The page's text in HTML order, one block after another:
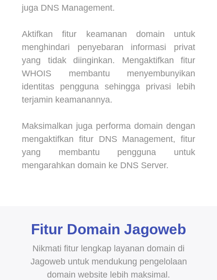
juga DNS Management.
Aktifkan fitur keamanan domain untuk
menghindari penyebaran informasi privat
yang tidak diinginkan. Mengaktifkan fitur
WHOIS membantu menyembunyikan
identitas pengguna sehingga privasi lebih
terjamin keamanannya.
Maksimalkan juga performa domain dengan
mengaktifkan fitur DNS Management, fitur
yang membantu pengguna untuk
mengarahkan domain ke DNS Server.
Fitur Domain Jagoweb
Nikmati fitur lengkap layanan domain di
Jagoweb untuk mendukung pengelolaan
domain website lebih maksimal.